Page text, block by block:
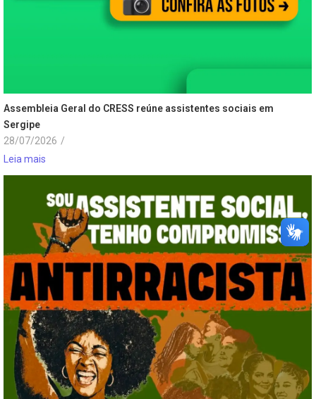
Assembleia Geral do CRESS reúne assistentes sociais em
Sergipe
28/07/2026 /
Leia mais